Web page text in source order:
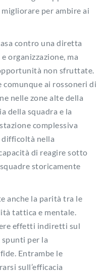
per ambire ai
contro una diretta
organizzazione, ma
non sfruttate.
ai rossoneri di
nelle zone alte della
della squadra e la
complessiva
difficoltà nella
di reagire sotto
storicamente
anche la parità tra le
tattica e mentale.
effetti indiretti sul
per la
Entrambe le
sull’efficacia